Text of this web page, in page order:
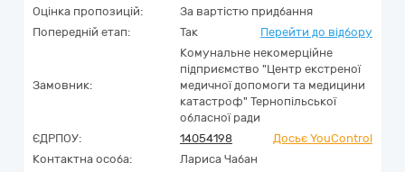
Оцінка пропозицій:
За вартістю придбання
Попередній етап:
Так Перейти до відбору
Замовник:
Комунальне некомерційне
підприємство "Центр екстреної
медичної допомоги та медицини
катастроф" Тернопільської
обласної ради
ЄДРПОУ:
14054198
Досьє YouControl
Контактна особа:
Лариса Чабан